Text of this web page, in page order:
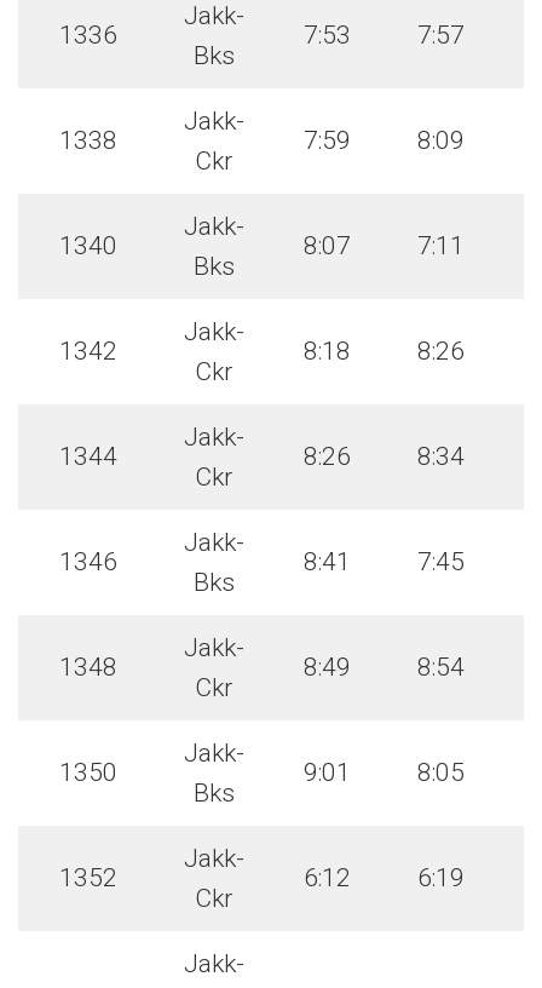
1336
Jakk-
Bks
7:53 7:57
1338
Jakk-
Ckr
7:59 8:09
1340
Jakk-
Bks
8:07 7:11
1342
Jakk-
Ckr
8:18 8:26
1344
Jakk-
Ckr
8:26 8:34
1346
Jakk-
Bks
8:41 7:45
1348
Jakk-
Ckr
8:49 8:54
1350
Jakk-
Bks
9:01 8:05
1352
Jakk-
Ckr
6:12 6:19
Jakk-